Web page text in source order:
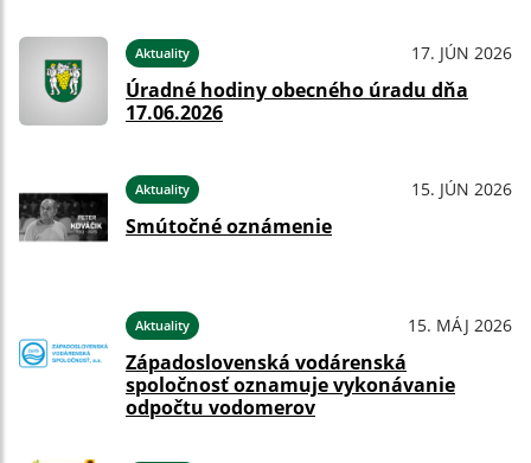
Aktuality 17. JÚN 2026
Úradné hodiny obecného úradu dňa
17.06.2026
Aktuality 15. JÚN 2026
Smútočné oznámenie
Aktuality 15. MÁJ 2026
Západoslovenská vodárenská
spoločnosť oznamuje vykonávanie
odpočtu vodomerov